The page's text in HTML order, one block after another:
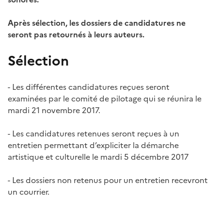
Après sélection, les dossiers de candidatures ne
seront pas retournés à leurs auteurs.
Sélection
- Les différentes candidatures reçues seront
examinées par le comité de pilotage qui se réunira le
mardi 21 novembre 2017.
- Les candidatures retenues seront reçues à un
entretien permettant d’expliciter la démarche
artistique et culturelle le mardi 5 décembre 2017
- Les dossiers non retenus pour un entretien recevront
un courrier.